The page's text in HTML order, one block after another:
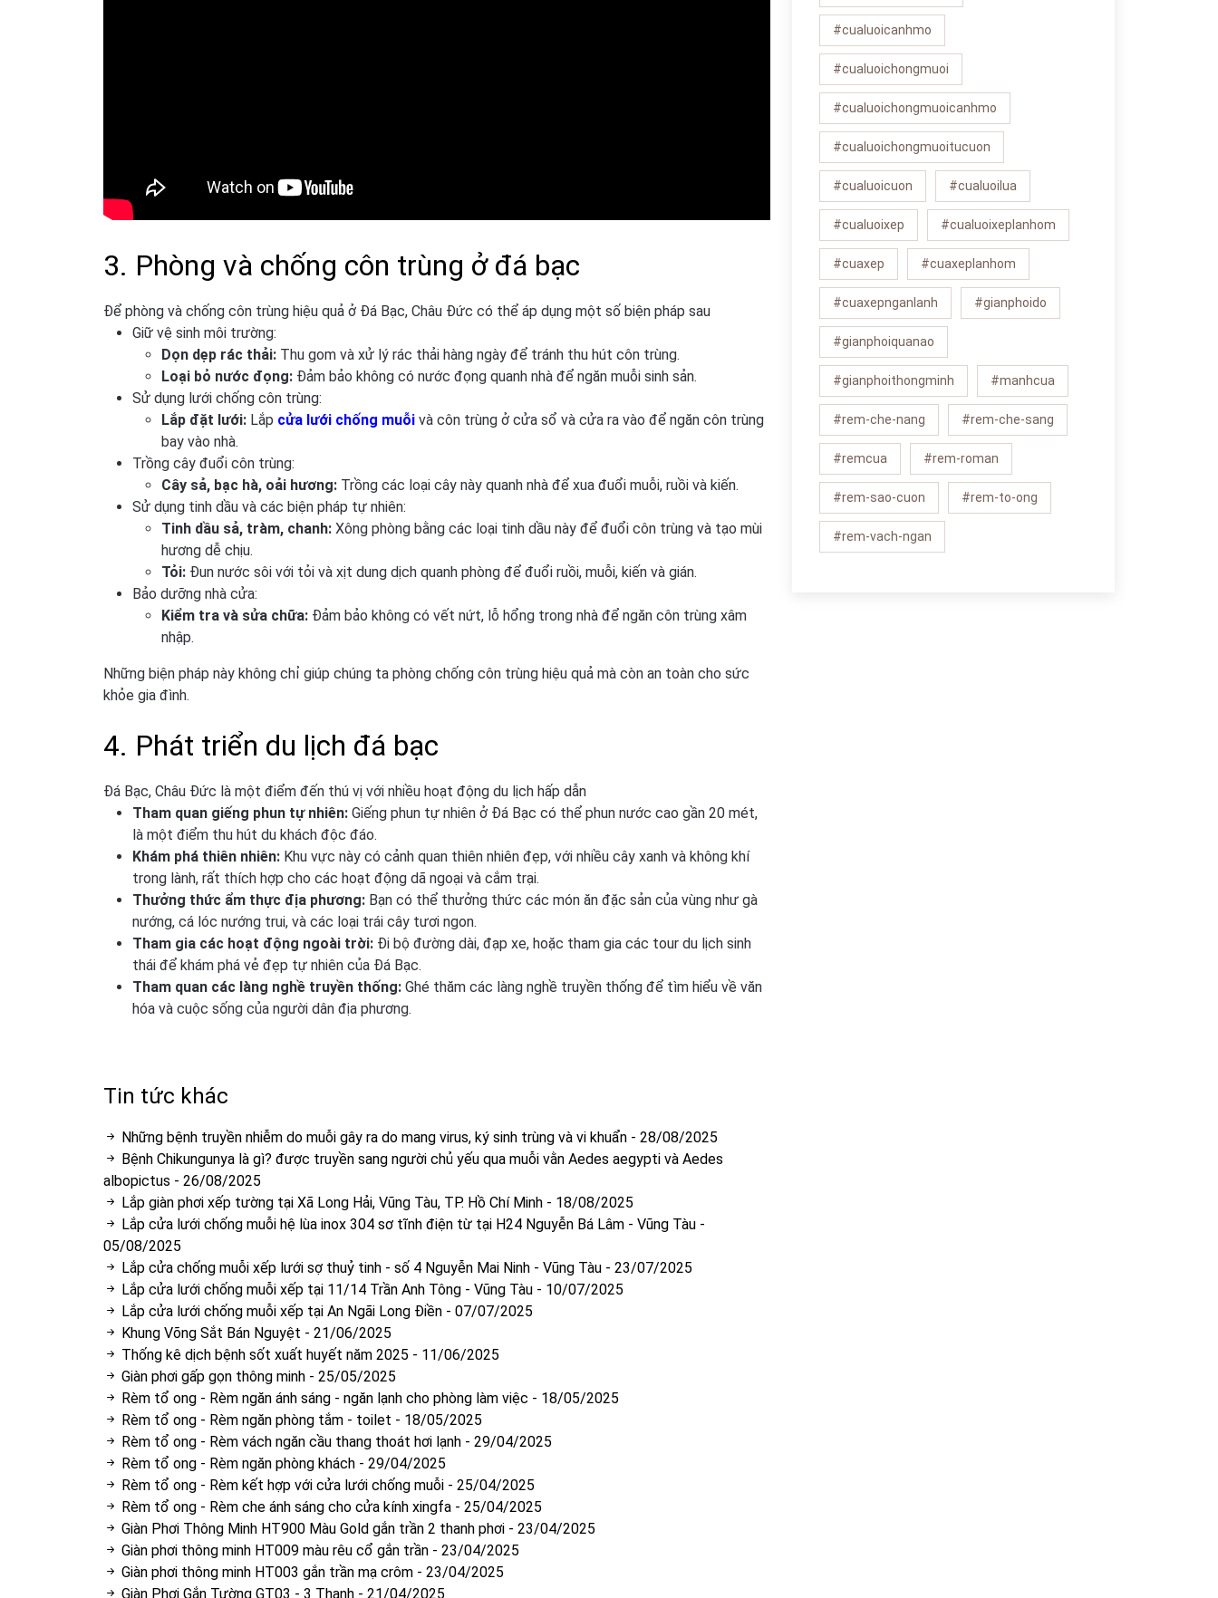
3. Phòng và chống côn trùng ở đá bạc
Để phòng và chống côn trùng hiệu quả ở Đá Bạc, Châu Đức có thể áp dụng một số biện pháp sau
Giữ vệ sinh môi trường:
Dọn dẹp rác thải: Thu gom và xử lý rác thải hàng ngày để tránh thu hút côn trùng.
Loại bỏ nước đọng: Đảm bảo không có nước đọng quanh nhà để ngăn muỗi sinh sản.
Sử dụng lưới chống côn trùng:
Lắp đặt lưới: Lắp cửa lưới chống muỗi và côn trùng ở cửa sổ và cửa ra vào để ngăn côn trùng
bay vào nhà.
Trồng cây đuổi côn trùng:
Cây sả, bạc hà, oải hương: Trồng các loại cây này quanh nhà để xua đuổi muỗi, ruồi và kiến.
Sử dụng tinh dầu và các biện pháp tự nhiên:
Tinh dầu sả, tràm, chanh: Xông phòng bằng các loại tinh dầu này để đuổi côn trùng và tạo mùi
hương dễ chịu.
Tỏi: Đun nước sôi với tỏi và xịt dung dịch quanh phòng để đuổi ruồi, muỗi, kiến và gián.
Bảo dưỡng nhà cửa:
Kiểm tra và sửa chữa: Đảm bảo không có vết nứt, lỗ hổng trong nhà để ngăn côn trùng xâm
nhập.
Những biện pháp này không chỉ giúp chúng ta phòng chống côn trùng hiệu quả mà còn an toàn cho sức
khỏe gia đình.
4. Phát triển du lịch đá bạc
Đá Bạc, Châu Đức là một điểm đến thú vị với nhiều hoạt động du lịch hấp dẫn
Tham quan giếng phun tự nhiên: Giếng phun tự nhiên ở Đá Bạc có thể phun nước cao gần 20 mét,
là một điểm thu hút du khách độc đáo.
Khám phá thiên nhiên: Khu vực này có cảnh quan thiên nhiên đẹp, với nhiều cây xanh và không khí
trong lành, rất thích hợp cho các hoạt động dã ngoại và cắm trại.
Thưởng thức ẩm thực địa phương: Bạn có thể thưởng thức các món ăn đặc sản của vùng như gà
nướng, cá lóc nướng trui, và các loại trái cây tươi ngon.
Tham gia các hoạt động ngoài trời: Đi bộ đường dài, đạp xe, hoặc tham gia các tour du lịch sinh
thái để khám phá vẻ đẹp tự nhiên của Đá Bạc.
Tham quan các làng nghề truyền thống: Ghé thăm các làng nghề truyền thống để tìm hiểu về văn
hóa và cuộc sống của người dân địa phương.
Tin tức khác
Những bệnh truyền nhiễm do muỗi gây ra do mang virus, ký sinh trùng và vi khuẩn - 28/08/2025
Bệnh Chikungunya là gì? được truyền sang người chủ yếu qua muỗi vằn Aedes aegypti và Aedes
albopictus - 26/08/2025
Lắp giàn phơi xếp tường tại Xã Long Hải, Vũng Tàu, TP. Hồ Chí Minh - 18/08/2025
Lắp cửa lưới chống muỗi hệ lùa inox 304 sơ tĩnh điện từ tại H24 Nguyễn Bá Lâm - Vũng Tàu -
05/08/2025
Lắp cửa chống muỗi xếp lưới sợ thuỷ tinh - số 4 Nguyễn Mai Ninh - Vũng Tàu - 23/07/2025
Lắp cửa lưới chống muỗi xếp tại 11/14 Trần Anh Tông - Vũng Tàu - 10/07/2025
Lắp cửa lưới chống muỗi xếp tại An Ngãi Long Điền - 07/07/2025
Khung Võng Sắt Bán Nguyệt - 21/06/2025
Thống kê dịch bệnh sốt xuất huyết năm 2025 - 11/06/2025
Giàn phơi gấp gọn thông minh - 25/05/2025
Rèm tổ ong - Rèm ngăn ánh sáng - ngăn lạnh cho phòng làm việc - 18/05/2025
Rèm tổ ong - Rèm ngăn phòng tắm - toilet - 18/05/2025
Rèm tổ ong - Rèm vách ngăn cầu thang thoát hơi lạnh - 29/04/2025
Rèm tổ ong - Rèm ngăn phòng khách - 29/04/2025
Rèm tổ ong - Rèm kết hợp với cửa lưới chống muỗi - 25/04/2025
Rèm tổ ong - Rèm che ánh sáng cho cửa kính xingfa - 25/04/2025
Giàn Phơi Thông Minh HT900 Màu Gold gắn trần 2 thanh phơi - 23/04/2025
Giàn phơi thông minh HT009 màu rêu cổ gắn trần - 23/04/2025
Giàn phơi thông minh HT003 gắn trần mạ crôm - 23/04/2025
Giàn Phơi Gắn Tường GT03 - 3 Thanh - 21/04/2025
#cualuoicanhmo
#cualuoichongmuoi
#cualuoichongmuoicanhmo
#cualuoichongmuoitucuon
#cualuoicuon #cualuoilua
#cualuoixep #cualuoixeplanhom
#cuaxep #cuaxeplanhom
#cuaxepnganlanh #gianphoido
#gianphoiquanao
#gianphoithongminh #manhcua
#rem-che-nang #rem-che-sang
#remcua #rem-roman
#rem-sao-cuon #rem-to-ong
#rem-vach-ngan